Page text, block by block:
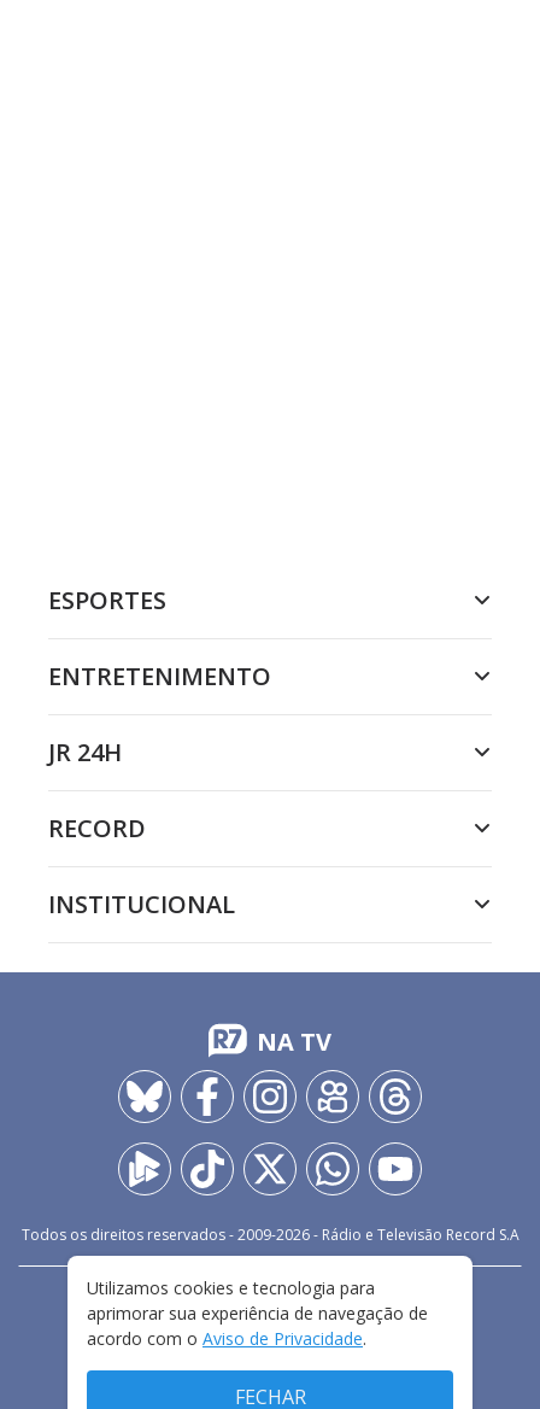
ESPORTES
ENTRETENIMENTO
JR 24H
RECORD
INSTITUCIONAL
NA TV
Todos os direitos reservados - 2009-2026- Rádio e Televisão Record S.A
FALE CONOSCO
PRIVACIDADE
TERMOS E CONDIÇÕES DE USO
Utilizamos cookies e tecnologia para
aprimorar sua experiência de navegação de
acordo com o Aviso de Privacidade.
FECHAR